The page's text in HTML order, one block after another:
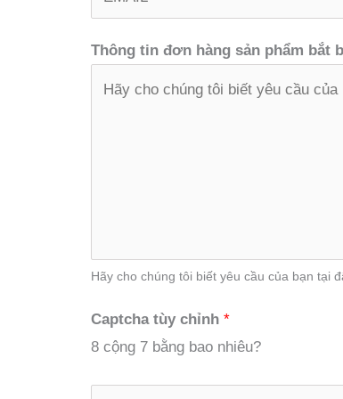
Thông tin đơn hàng sản phẩm bắt
Hãy cho chúng tôi biết yêu cầu của bạn tại
Captcha tùy chỉnh *
8 cộng 7 bằng bao nhiêu?